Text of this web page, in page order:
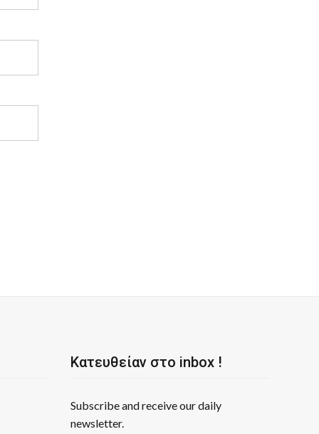
Κατευθείαν στο inbox !
Subscribe and receive our daily
newsletter.